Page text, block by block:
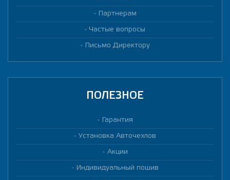
Партнерам
Частые вопросы
Письмо Директору
ПОЛЕЗНОЕ
Гарантия
Установка Авточехлов
Акции
Индивидуальный пошив